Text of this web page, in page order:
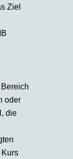
Ziel
oder
die